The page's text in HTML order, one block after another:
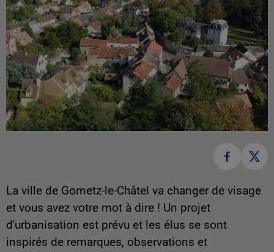
La ville de Gometz-le-Châtel va changer de visage
et vous avez votre mot à dire ! Un projet
d'urbanisation est prévu et les élus se sont
inspirés de remarques, observations et